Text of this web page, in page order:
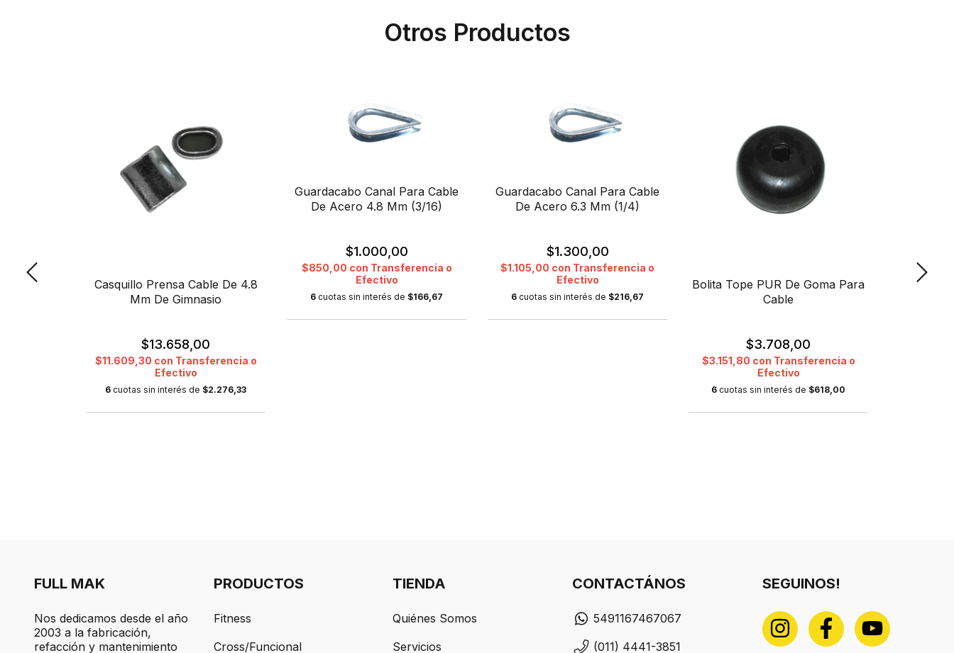
Otros Productos
Casquillo Prensa Cable De 4.8
Mm De Gimnasio
$13.658,00
$11.609,30 con Transferencia o
Efectivo
6 cuotas sin interés de $2.276,33
Guardacabo Canal Para Cable
De Acero 4.8 Mm (3/16)
$1.000,00
$850,00 con Transferencia o
Efectivo
6 cuotas sin interés de $166,67
Guardacabo Canal Para Cable
De Acero 6.3 Mm (1/4)
$1.300,00
$1.105,00 con Transferencia o
Efectivo
6 cuotas sin interés de $216,67
Bolita Tope PUR De Goma Para
Cable
$3.708,00
$3.151,80 con Transferencia o
Efectivo
6 cuotas sin interés de $618,00
Cable
FULL MAK
Nos dedicamos desde el año
2003 a la fabricación,
refacción y mantenimiento
PRODUCTOS
Fitness
Cross/Funcional
TIENDA
Quiénes Somos
Servicios
CONTACTÁNOS
5491167467067
(011) 4441-3851
SEGUINOS!